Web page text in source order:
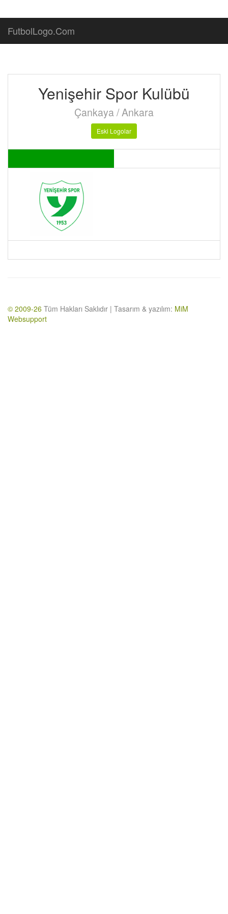
FutbolLogo.Com
Yenişehir Spor Kulübü
Çankaya / Ankara
Eski Logolar
© 2009-26 Tüm Hakları Saklıdır | Tasarım & yazılım: MiM
Websupport